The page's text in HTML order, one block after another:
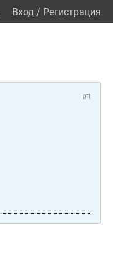
Вход / Регистрация
#1